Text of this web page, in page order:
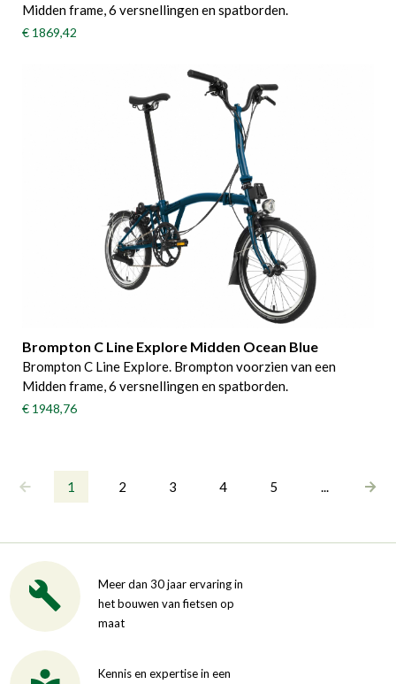
Midden frame, 6 versnellingen en spatborden.
€ 1869,42
Brompton C Line Explore Midden Ocean Blue
Brompton C Line Explore. Brompton voorzien van een
Midden frame, 6 versnellingen en spatborden.
€ 1948,76
1 2 3 4 5 ...
Meer dan 30 jaar ervaring in
het bouwen van fietsen op
maat
Kennis en expertise in een